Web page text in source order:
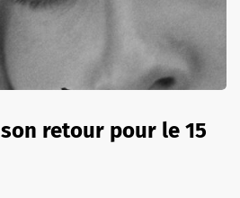
retour pour le 15